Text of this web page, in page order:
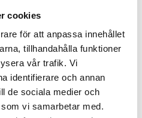
cookies
för att anpassa innehållet
tillhandahålla funktioner
vår trafik. Vi
identifierare och annan
de sociala medier och
vi samarbetar med.
och MB-brickor
rak